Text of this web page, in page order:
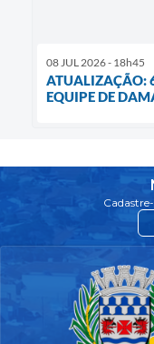
08 JUL 2026 - 18h45
ATUALIZAÇÃO:
EQUIPE DE